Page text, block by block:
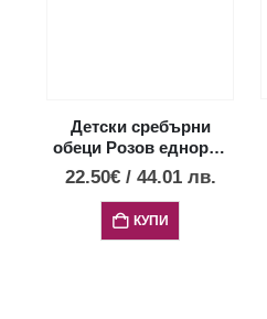
Детски сребърни
обеци Розов еднорог,
тип винт
22.50€ / 44.01 лв.
КУПИ